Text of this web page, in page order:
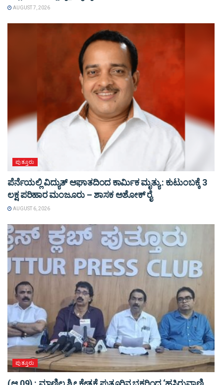
AUGUST 7, 2026
ಪುತ್ತೂರು
ಪೆರ್ನೆಯಲ್ಲಿ ವಿದ್ಯುತ್ ಆಘಾತದಿಂದ ಕಾರ್ಮಿಕ ಮೃತ್ಯು : ಕುಟುಂಬಕ್ಕೆ 3
ಲಕ್ಷ ಪರಿಹಾರ ಮಂಜೂರು – ಶಾಸಕ ಅಶೋಕ್ ರೈ
AUGUST 6, 2026
ಪುತ್ತೂರು